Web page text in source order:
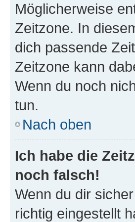
Möglicherweise
Zeitzone. In
dich passende
Zeitzone kann
Wenn du noch
tun.
Nach oben
Ich habe die
noch falsch!
Wenn du dir
richtig eingestellt